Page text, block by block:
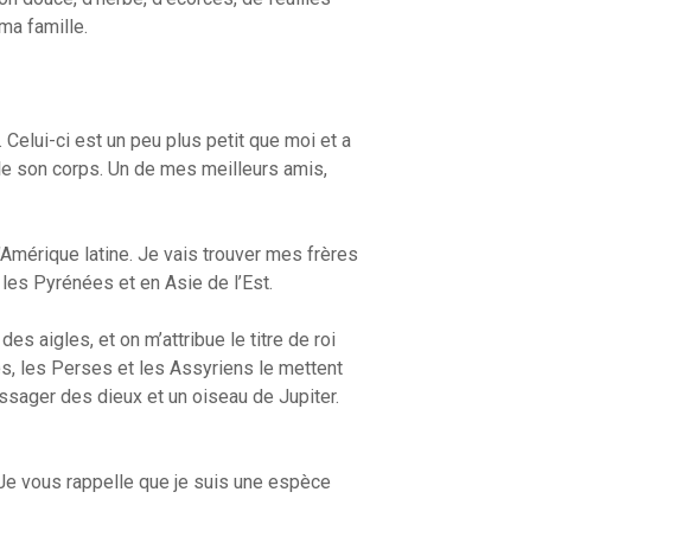
famille.
Celui-ci est un peu plus petit que moi et a
son corps. Un de mes meilleurs amis,
latine. Je vais trouver mes frères
Pyrénées et en Asie de l’Est.
aigles, et on m’attribue le titre de roi
les Perses et les Assyriens le mettent
des dieux et un oiseau de Jupiter.
vous rappelle que je suis une espèce